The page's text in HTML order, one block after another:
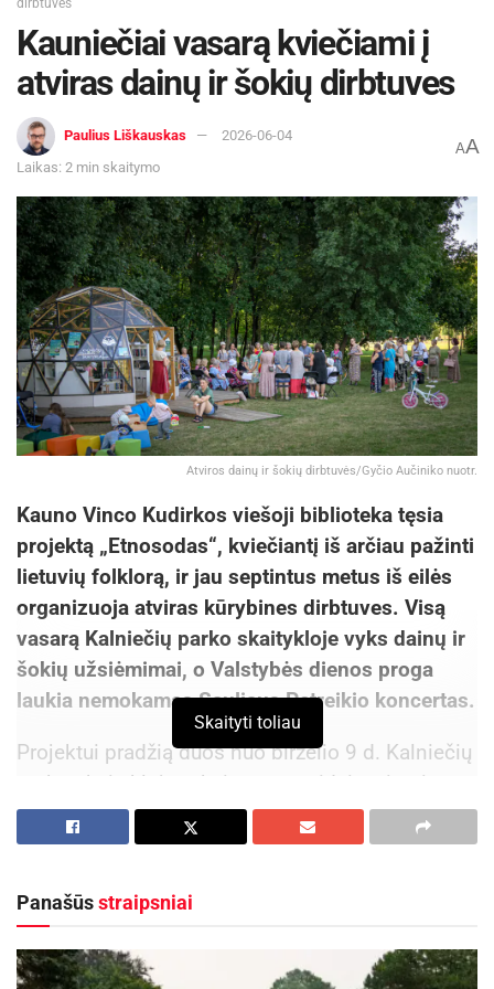
dirbtuves
Kauniečiai vasarą kviečiami į
atviras dainų ir šokių dirbtuves
Paulius Liškauskas
2026-06-04
Laikas: 2 min skaitymo
AA
Atviros dainų ir šokių dirbtuvės/Gyčio Aučiniko nuotr.
Kauno Vinco Kudirkos viešoji biblioteka tęsia
projektą „Etnosodas“, kviečiantį iš arčiau pažinti
lietuvių folklorą, ir jau septintus metus iš eilės
organizuoja atviras kūrybines dirbtuves. Visą
vasarą Kalniečių parko skaitykloje vyks dainų ir
šokių užsiėmimai, o Valstybės dienos proga
laukia nemokamas Sauliaus Petreikio koncertas.
Projektui pradžią duos nuo birželio 9 d. Kalniečių
parko skaitykloje vyksiantys pasidainavimai.
Antradieniais 18 val. dainavimo dirbtuves ves
ansamblis „Kadujo“ ir jo vadovė etnomuzikologė
kviečiami dainuoti tiek senąsias, tiek naujesnes
UNESCO reprezentatyvų žmonijos nematerialaus
Skaityti toliau
Panašūsstraipsniai